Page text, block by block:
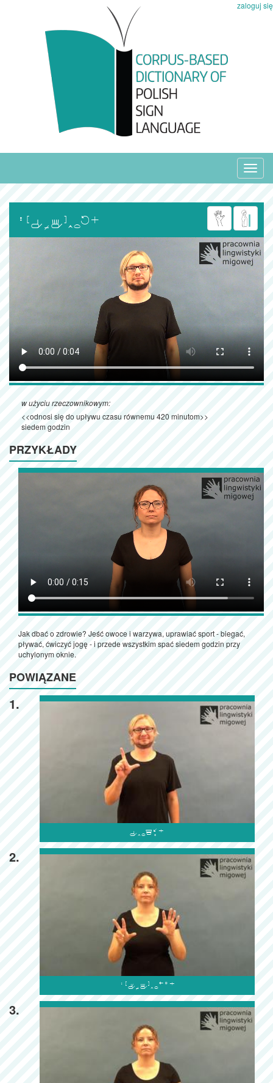
zaloguj się

w użyciu rzeczownikowym:
<<odnosi się do upływu czasu równemu 420 minutom>>
siedem godzin
PRZYKŁADY
Jak dbać o zdrowie? Jeść owoce i warzywa, uprawiać sport - biegać,
pływać, ćwiczyć jogę - i przede wszystkim spać siedem godzin przy
uchylonym oknie.
POWIĄZANE
1.

2.

3.